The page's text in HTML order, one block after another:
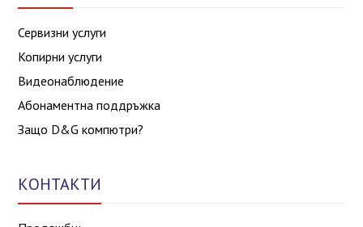
Сервизни услуги
Копирни услуги
Видеонаблюдение
Абонаментна поддръжка
Защо D&G компютри?
КОНТАКТИ